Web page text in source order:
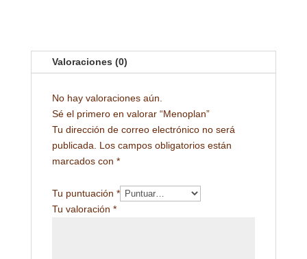
S/59.90.
S/53.91.
Valoraciones (0)
No hay valoraciones aún.
Sé el primero en valorar “Menoplan”
Tu dirección de correo electrónico no será
publicada.
Los campos obligatorios están
marcados con *
Tu puntuación *
Tu valoración *